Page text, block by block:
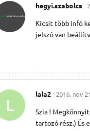
hegyi.​szabolcs
Kicsit több infó
jelszó van
L
lala2 2016. nov
Szia !
tartozó rész.) És